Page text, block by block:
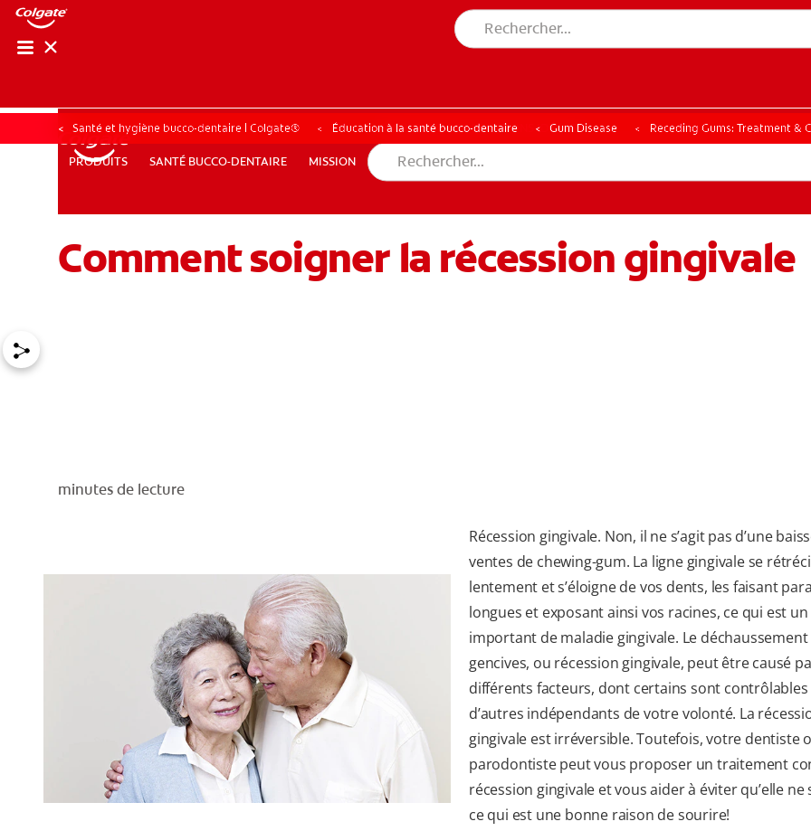
PRODUITS SANTÉ BUCCO-DENTAIRE MISSION
POUR LES PROFESSIONNELS FR (CA)
PRODUITS SANTÉ BUCCO-DENTAIRE MISSION
RECHERCHE DES SOLUTIONS IDÉALES
Santé et hygiène bucco-dentaire | Colgate® Éducation à la santé bucco-dentaire Gum Disease Receding Gums: Treatment &
Comment soigner la récession gingivale
minutes de lecture
Récession gingivale. Non, il ne s’agit pas d’une
ventes de chewing-gum. La ligne gingivale se
lentement et s’éloigne de vos dents, les faisant
longues et exposant ainsi vos racines, ce qui est
important de maladie gingivale. Le déchaussement
gencives, ou récession gingivale, peut être causé
différents facteurs, dont certains sont
d’autres indépendants de votre volonté. La
gingivale est irréversible. Toutefois, votre dentiste
parodontiste peut vous proposer un traitement
récession gingivale et vous aider à éviter qu’elle ne
ce qui est une bonne raison de sourire!